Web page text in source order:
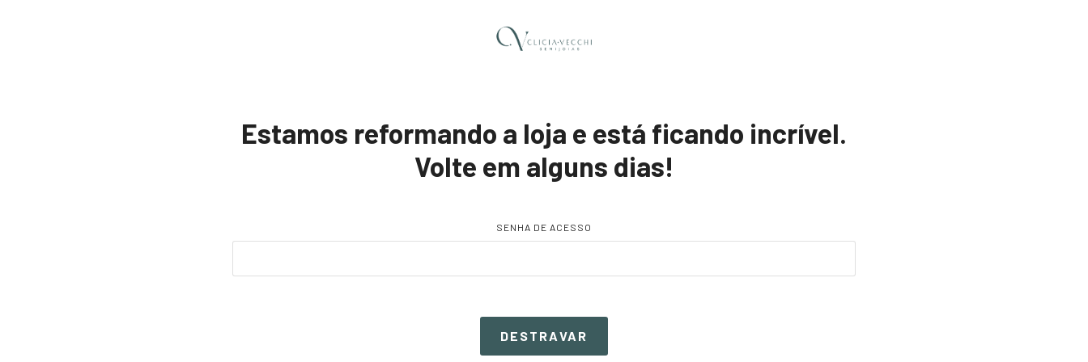
Estamos reformando a loja e está ficando incrível.
Volte em alguns dias!
SENHA DE ACESSO
DESTRAVAR